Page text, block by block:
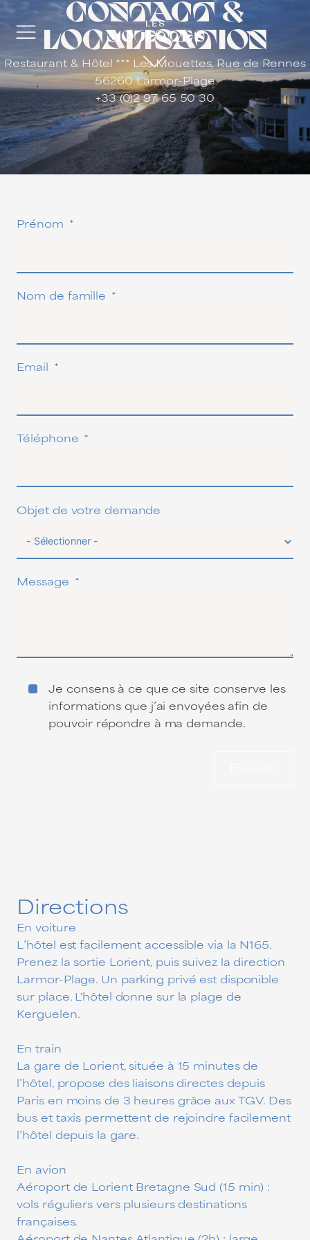
Contact &
localisation
Restaurant & Hôtel *** Les Mouettes, Rue de Rennes
56260 Larmor-Plage
+33 (0)2 97 65 50 30
Prénom
Nom de famille
Email
Téléphone
Objet de votre demande
Message
Je consens à ce que ce site conserve les
informations que j’ai envoyées afin de
pouvoir répondre à ma demande.
Directions
En voiture
L’hôtel est facilement accessible via la N165.
Prenez la sortie Lorient, puis suivez la direction
Larmor-Plage. Un parking privé est disponible
sur place. L'hôtel donne sur la plage de
Kerguelen.
En train
La gare de Lorient, située à 15 minutes de
l’hôtel, propose des liaisons directes depuis
Paris en moins de 3 heures grâce aux TGV. Des
bus et taxis permettent de rejoindre facilement
l’hôtel depuis la gare.
En avion
Aéroport de Lorient Bretagne Sud (15 min) :
vols réguliers vers plusieurs destinations
françaises.